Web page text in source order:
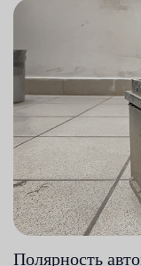
Полярность